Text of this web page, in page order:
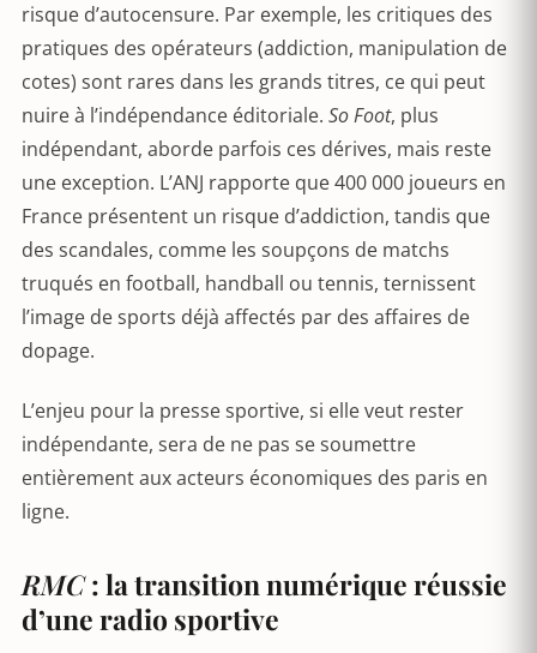
risque d’autocensure. Par exemple, les critiques des
pratiques des opérateurs (addiction, manipulation de
cotes) sont rares dans les grands titres, ce qui peut
nuire à l’indépendance éditoriale. So Foot, plus
indépendant, aborde parfois ces dérives, mais reste
une exception. L’ANJ rapporte que 400 000 joueurs en
France présentent un risque d’addiction, tandis que
des scandales, comme les soupçons de matchs
truqués en football, handball ou tennis, ternissent
l’image de sports déjà affectés par des affaires de
dopage.
L’enjeu pour la presse sportive, si elle veut rester
indépendante, sera de ne pas se soumettre
entièrement aux acteurs économiques des paris en
ligne.
RMC: la transition numérique réussie
d’une radio sportive